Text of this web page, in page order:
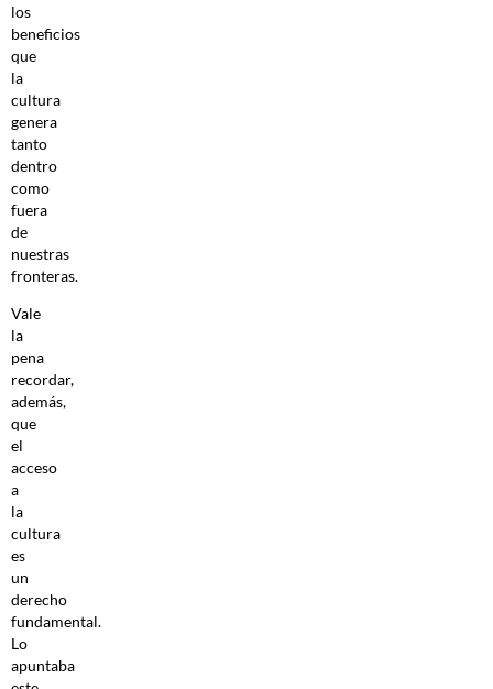
los
beneficios
que
la
cultura
genera
tanto
dentro
como
fuera
de
nuestras
fronteras.
Vale
la
pena
recordar,
además,
que
el
acceso
a
la
cultura
es
un
derecho
fundamental.
Lo
apuntaba